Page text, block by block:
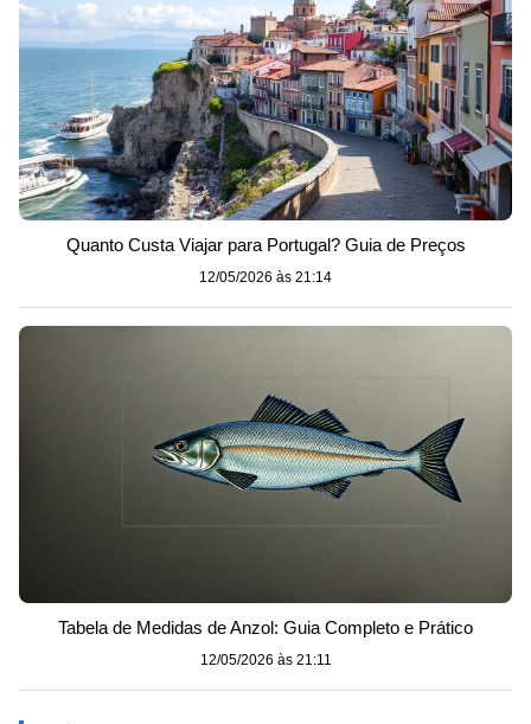
Quanto Custa Viajar para Portugal? Guia de Preços
12/05/2026 às 21:14
Tabela de Medidas de Anzol: Guia Completo e Prático
12/05/2026 às 21:11